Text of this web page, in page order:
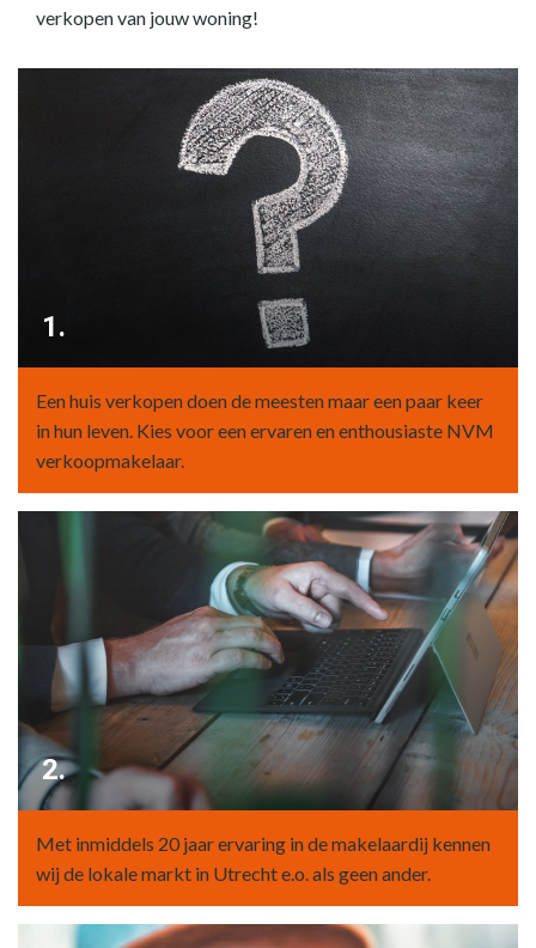
verkopen van jouw woning!
1.
Een huis verkopen doen de meesten maar een paar keer
in hun leven. Kies voor een ervaren en enthousiaste NVM
verkoopmakelaar.
2.
Met inmiddels 20 jaar ervaring in de makelaardij kennen
wij de lokale markt in Utrecht e.o. als geen ander.